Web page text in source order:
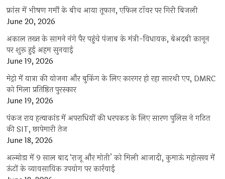
फ्रांस में भीषण गर्मी के बीच आया तूफान, एफिल टॉवर पर गिरी बिजली
June 20, 2026
अकाल तख्त के सामने नंगे पैर पहुंचे पंजाब के मंत्री-विधायक, बेअदबी कानून
पर शुरू हुई अहम सुनवाई
June 19, 2026
मेट्रो में यात्रा की योजना और बुकिंग के लिए कारगर हो रहा सारथी एप, DMRC
को मिला प्रतिष्ठित पुरस्कार
June 19, 2026
पंकज राय हत्याकांड में अपराधियों की धरपकड़ के लिए सारण पुलिस ने गठित
की SIT, छापेमारी तेज
June 18, 2026
अल्मोड़ा में 9 साल बाद ‘राजू और मोती’ को मिली आजादी, कुमाऊं महोत्सव में
ऊंटों के व्यावसायिक उपयोग पर कार्रवाई